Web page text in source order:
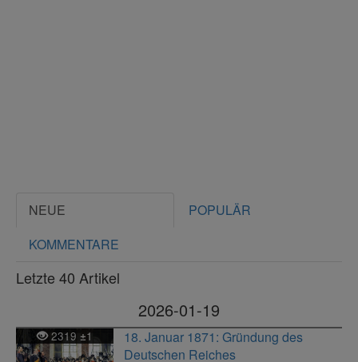
NEUE
POPULÄR
KOMMENTARE
Letzte 40 Artikel
2026-01-19
2319±1
18. Januar 1871: Gründung des
Deutschen Reiches